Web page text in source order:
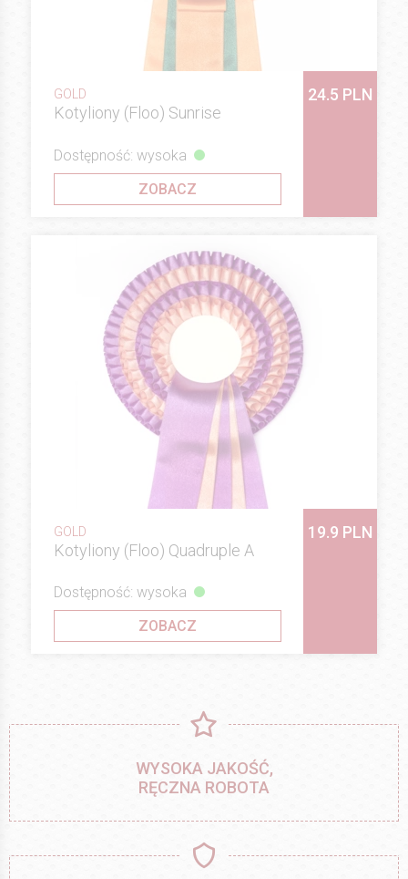
GOLD
Kotyliony (Floo) Sunrise
24.5 PLN
Dostępność: wysoka
ZOBACZ
GOLD
Kotyliony (Floo) Quadruple A
19.9 PLN
Dostępność: wysoka
ZOBACZ
WYSOKA JAKOŚĆ,
RĘCZNA ROBOTA